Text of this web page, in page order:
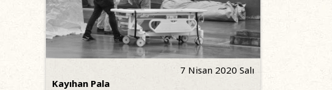
7 Nisan 2020 Salı
Kayıhan Pala